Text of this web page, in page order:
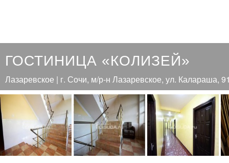
ГОСТИНИЦА «КОЛИЗЕЙ»
Лазаревское | г. Сочи, м/р-н Лазаревское, ул. Калараша,